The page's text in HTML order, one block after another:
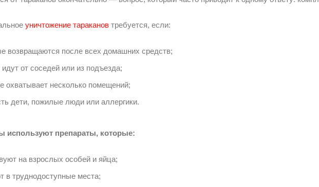
уничтожение тараканов требуется, если:
возвращаются после всех домашних средств;
от соседей или из подъезда;
охватывает несколько помещений;
дети, пожилые люди или аллергики.
используют препараты, которые:
на взрослых особей и яйца;
в труднодоступные места;